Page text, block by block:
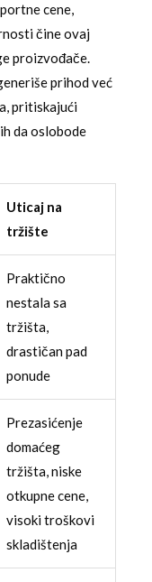
cene,
čine ovaj
proizvođače.
prihod već
pritiskajući
da oslobode
Uticaj na
tržište
Praktično
nestala sa
tržišta,
drastičan pad
ponude
Prezasićenje
domaćeg
tržišta, niske
otkupne cene,
visoki troškovi
skladištenja